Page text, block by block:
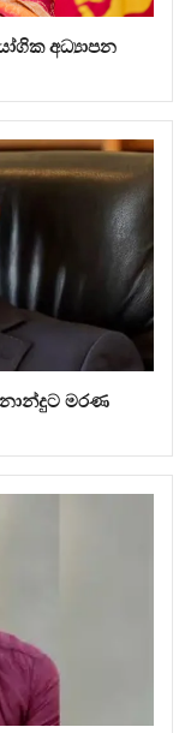
අධ්‍යාපන
මරණ